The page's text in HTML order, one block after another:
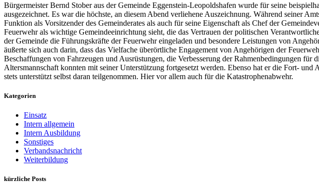
Bürgermeister Bernd Stober aus der Gemeinde Eggenstein-Leopoldshafen wurde für seine
ausgezeichnet. Es war die höchste, an diesem Abend verliehene Auszeichnung. Während seiner
Funktion als Vorsitzender des Gemeinderates als auch für seine Eigenschaft als Chef der
Feuerwehr als wichtige Gemeindeeinrichtung sieht, die das Vertrauen der politischen
der Gemeinde die Führungskräfte der Feuerwehr eingeladen und besondere Leistungen von
äußerte sich auch darin, dass das Vielfache überörtliche Engagement von Angehörigen der
Beschaffungen von Fahrzeugen und Ausrüstungen, die Verbesserung der Rahmenbedingungen
Altersmannschaft konnten mit seiner Unterstützung fortgesetzt werden. Ebenso hat er die Fort-
stets unterstützt selbst daran teilgenommen. Hier vor allem auch für die Katastrophenabwehr.
Kategorien
Einsatz
Intern allgemein
Intern Ausbildung
Sonstiges
Verbandsnachricht
Weiterbildung
kürzliche Posts